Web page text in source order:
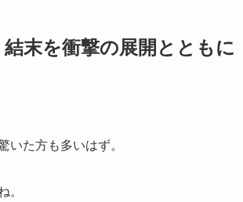
末を衝撃の展開とともに
いた方も多いはず。
。